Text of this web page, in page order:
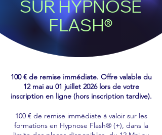
SUR HYPNOSE
FLASH®
100 € de remise immédiate. Offre valable du
12 mai au 01 juillet 2026 lors de votre
inscription en ligne (hors inscription tardive).
100 € de remise immédiate à valoir sur les
formations en Hypnose Flash® (+), dans la